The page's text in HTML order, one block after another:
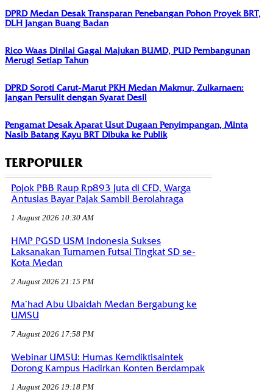
DPRD Medan Desak Transparan Penebangan Pohon Proyek BRT,
DLH Jangan Buang Badan
Rico Waas Dinilai Gagal Majukan BUMD, PUD Pembangunan
Merugi Setiap Tahun
DPRD Soroti Carut-Marut PKH Medan Makmur, Zulkarnaen:
Jangan Persulit dengan Syarat Desil
Pengamat Desak Aparat Usut Dugaan Penyimpangan, Minta
Nasib Batang Kayu BRT Dibuka ke Publik
TERPOPULER
Pojok PBB Raup Rp893 Juta di CFD, Warga
Antusias Bayar Pajak Sambil Berolahraga
1 August 2026 10:30 AM
HMP PGSD USM Indonesia Sukses
Laksanakan Turnamen Futsal Tingkat SD se-
Kota Medan
2 August 2026 21:15 PM
Ma’had Abu Ubaidah Medan Bergabung ke
UMSU
7 August 2026 17:58 PM
Webinar UMSU: Humas Kemdiktisaintek
Dorong Kampus Hadirkan Konten Berdampak
1 August 2026 19:18 PM